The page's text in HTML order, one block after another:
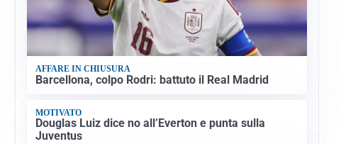
AFFARE IN CHIUSURA
Barcellona, colpo Rodri: battuto il Real Madrid
MOTIVATO
Douglas Luiz dice no all’Everton e punta sulla
Juventus